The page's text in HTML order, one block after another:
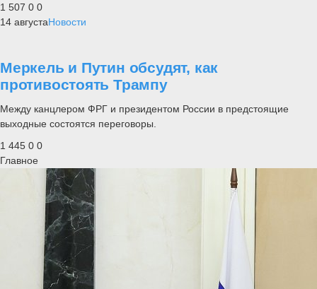
1 507 0 0
14 августаНовости
Меркель и Путин обсудят, как
противостоять Трампу
Между канцлером ФРГ и президентом России в предстоящие
выходные состоятся переговоры.
1 445 0 0
Главное